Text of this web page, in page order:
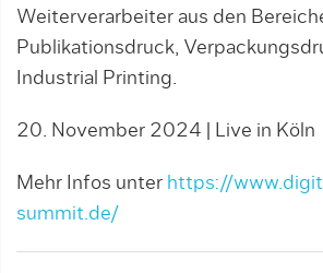
Weiterverarbeiter aus den
Publikationsdruck,
Industrial Printing.
20. November 2024 | Live in Köln
Mehr Infos unter https://
summit.de/